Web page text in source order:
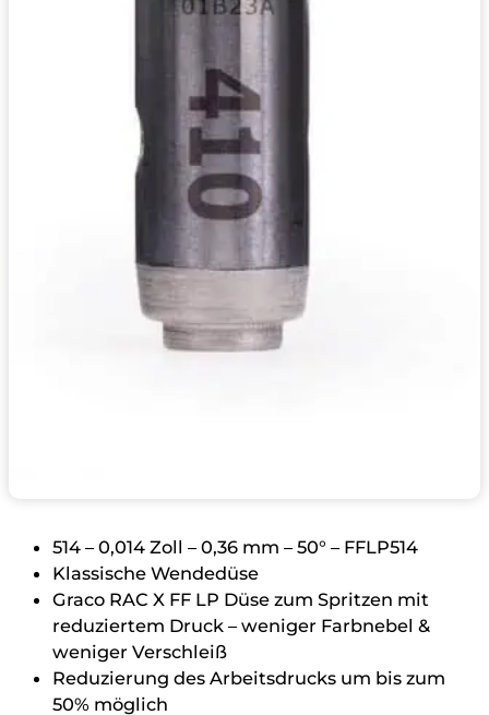
514 – 0,014 Zoll – 0,36 mm – 50° – FFLP514
Klassische Wendedüse
Graco RAC X FF LP Düse zum Spritzen mit
reduziertem Druck – weniger Farbnebel &
weniger Verschleiß
Reduzierung des Arbeitsdrucks um bis zum
50% möglich